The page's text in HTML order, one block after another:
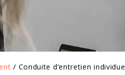
/ Conduite d’entretien